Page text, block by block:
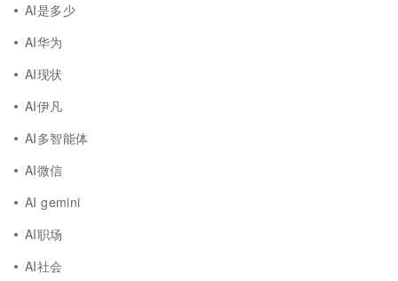
AI是多少
AI华为
AI现状
AI伊凡
AI多智能体
AI微信
AI gemini
AI职场
AI社会